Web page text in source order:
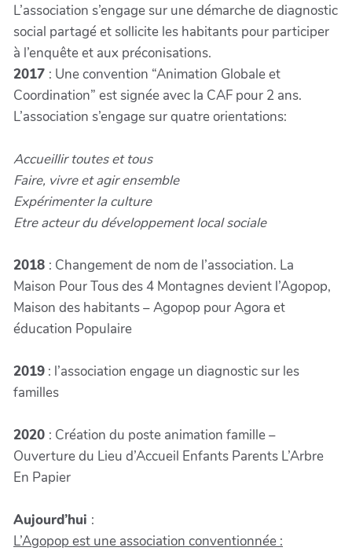
L’association s’engage sur une démarche de diagnostic
social partagé et sollicite les habitants pour participer
à l’enquête et aux préconisations.
2017 : Une convention “Animation Globale et
Coordination” est signée avec la CAF pour 2 ans.
L’association s’engage sur quatre orientations:
Accueillir toutes et tous
Faire, vivre et agir ensemble
Expérimenter la culture
Etre acteur du développement local sociale
2018 : Changement de nom de l’association. La
Maison Pour Tous des 4 Montagnes devient l’Agopop,
Maison des habitants – Agopop pour Agora et
éducation Populaire
2019 : l’association engage un diagnostic sur les
familles
2020 : Création du poste animation famille –
Ouverture du Lieu d’Accueil Enfants Parents L’Arbre
En Papier
Aujourd’hui :
L’Agopop est une association conventionnée :